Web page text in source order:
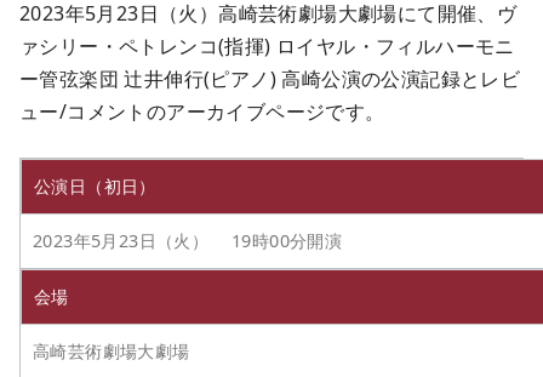
2023年5月23日（火）高崎芸術劇場大劇場にて開催、ヴ
ァシリー・ペトレンコ(指揮) ロイヤル・フィルハーモニ
ー管弦楽団 辻井伸行(ピアノ) 高崎公演の公演記録とレビ
ュー/コメントのアーカイブページです。
公演日（初日）
2023年5月23日（火） 19時00分開演
会場
高崎芸術劇場大劇場